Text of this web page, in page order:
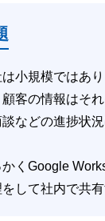
小規模ではあ
客の情報はそ
などの進捗状
くGoogle
して社内で共